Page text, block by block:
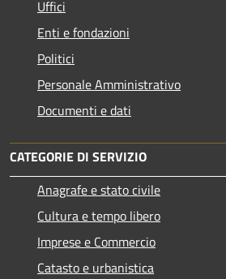
Uffici
Enti e fondazioni
Politici
Personale Amministrativo
Documenti e dati
CATEGORIE DI SERVIZIO
Anagrafe e stato civile
Cultura e tempo libero
Imprese e Commercio
Catasto e urbanistica